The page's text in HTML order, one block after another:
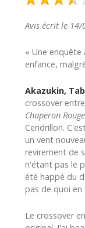
Avis écrit le 14/
« Une
enfance,
Akazukin,
crossover
Chaperon Rouge
Cendrillon.
un vent
revirement de
n'étant pas le
été happé du
pas de quoi en
Le crossover